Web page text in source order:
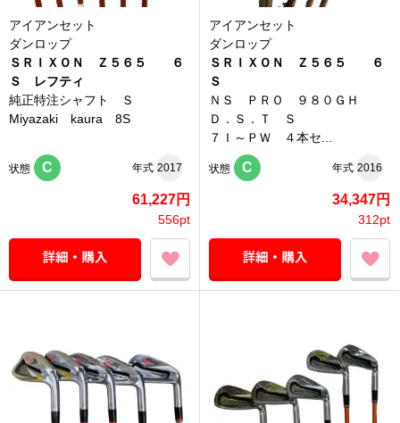
アイアンセット
ダンロップ
ＳＲＩＸＯＮ Ｚ５６５ ６
Ｓ レフティ
純正特注シャフト Ｓ
Miyazaki kaura 8S
状態 C 年式 2017
61,227円
556pt
アイアンセット
ダンロップ
ＳＲＩＸＯＮ Ｚ５６５ ６
Ｓ
ＮＳ ＰＲＯ ９８０ＧＨ
Ｄ．Ｓ．Ｔ Ｓ
７Ｉ～ＰＷ ４本セ...
状態 C 年式 2016
34,347円
312pt